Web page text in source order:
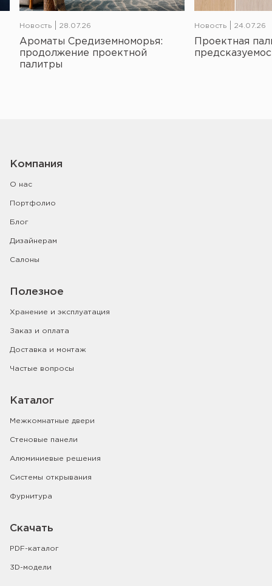
Новость 28.07.26
Ароматы Средиземноморья:
продолжение проектной
палитры
Новость 24.07.26
Проектная
Компания
О нас
Портфолио
Блог
Дизайнерам
Салоны
Полезное
Хранение и эксплуатация
Заказ и оплата
Доставка и монтаж
Частые вопросы
Каталог
Межкомнатные двери
Стеновые панели
Алюминиевые решения
Системы открывания
Фурнитура
Скачать
PDF-каталог
3D-модели